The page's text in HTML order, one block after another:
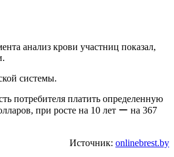
анализ крови участниц показал,
системы.
потребителя платить определенную
при росте на 10 лет ー на 367
Источник: onlinebrest.by